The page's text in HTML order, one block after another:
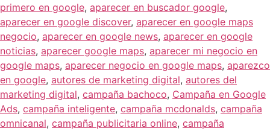
primero en google, aparecer en buscador google,
aparecer en google discover, aparecer en google maps
negocio, aparecer en google news, aparecer en google
noticias, aparecer google maps, aparecer mi negocio en
google maps, aparecer negocio en google maps, aparezco
en google, autores de marketing digital, autores del
marketing digital, campaña bachoco, Campaña en Google
Ads, campaña inteligente, campaña mcdonalds, campaña
omnicanal, campaña publicitaria online, campaña